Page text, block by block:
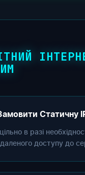
Статичну
в разі
доступу до